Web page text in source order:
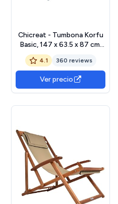
Chicreat - Tumbona Korfu
Basic, 147 x 63.5 x 87 cm,
Gris/Plateado
4.1 360 reviews
Ver precio